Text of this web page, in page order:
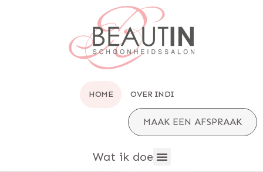
HOME OVER INDI
MAAK EEN AFSPRAAK
Wat ik doe